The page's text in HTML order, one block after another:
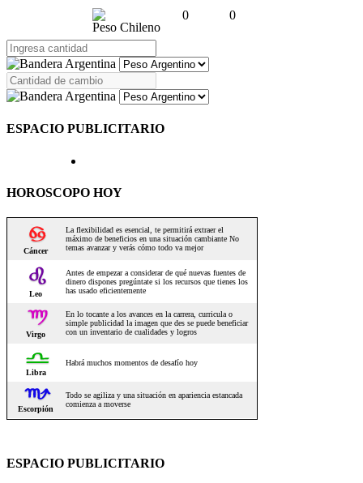
Peso Chileno
0 0
ESPACIO PUBLICITARIO
HOROSCOPO HOY
ESPACIO PUBLICITARIO